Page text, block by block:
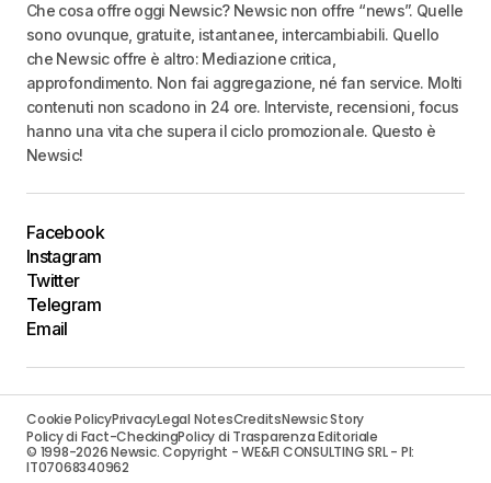
Che cosa offre oggi Newsic? Newsic non offre “news”. Quelle
sono ovunque, gratuite, istantanee, intercambiabili. Quello
che Newsic offre è altro: Mediazione critica,
approfondimento. Non fai aggregazione, né fan service. Molti
contenuti non scadono in 24 ore. Interviste, recensioni, focus
hanno una vita che supera il ciclo promozionale. Questo è
Newsic!
Facebook
Instagram
Twitter
Telegram
Email
Cookie PolicyPrivacyLegal NotesCreditsNewsic Story
Policy di Fact-CheckingPolicy di Trasparenza Editoriale
© 1998-2026 Newsic. Copyright - WE&FI CONSULTING SRL - PI:
IT07068340962